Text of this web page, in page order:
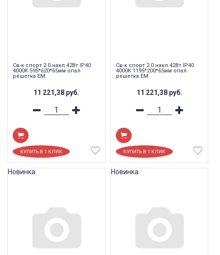
Св-к спорт 2.0 накл 42Вт IP40
4000К 595*620*65мм опал
решетка EM
11 221,38 руб.
Св-к спорт 2.0 накл 42Вт IP40
4000К 1195*200*65мм опал
решетка EM
11 221,38 руб.
Новинка Новинка